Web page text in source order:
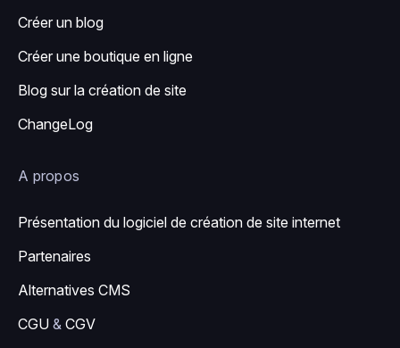
Créer un blog
Créer une boutique en ligne
Blog sur la création de site
ChangeLog
A propos
Présentation du logiciel de création de site internet
Partenaires
Alternatives CMS
CGU & CGV